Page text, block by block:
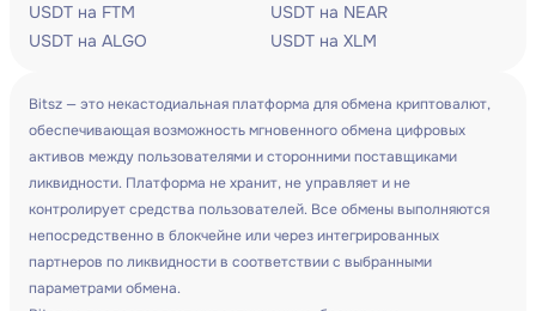
USDT на FTM
USDT на NEAR
USDT на ALGO
USDT на XLM
Bitsz — это некастодиальная платформа для обмена криптовалют,
обеспечивающая возможность мгновенного обмена цифровых
активов между пользователями и сторонними поставщиками
ликвидности. Платформа не хранит, не управляет и не
контролирует средства пользователей. Все обмены выполняются
непосредственно в блокчейне или через интегрированных
партнеров по ликвидности в соответствии с выбранными
параметрами обмена.